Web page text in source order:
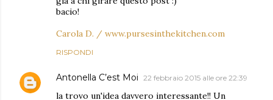
bacio!
Carola D. / www.pursesinthekitchen.com
RISPONDI
Antonella C’est Moi 22 febbraio 2015 alle ore 22:39
la trovo un'idea davvero interessante!! Un